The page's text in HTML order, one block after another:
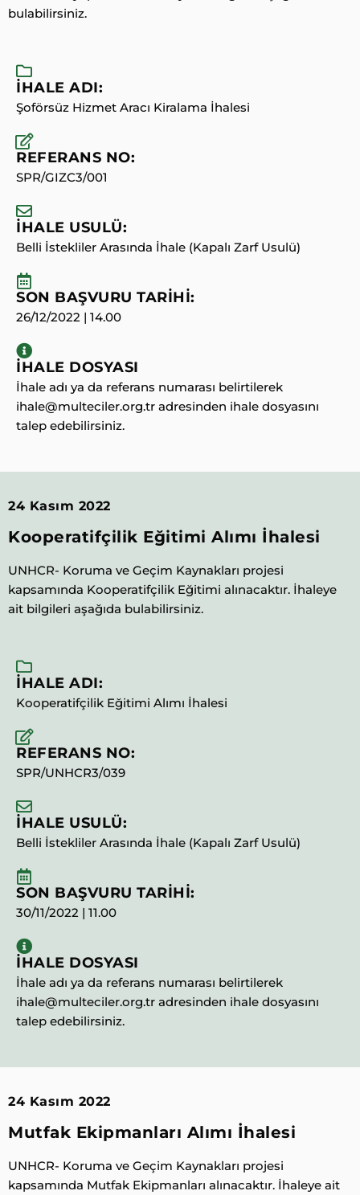
bulabilirsiniz.
İHALE ADI:
Şoförsüz Hizmet Aracı Kiralama İhalesi
REFERANS NO:
SPR/GIZC3/001
İHALE USULÜ:
Belli İstekliler Arasında İhale (Kapalı Zarf Usulü)
SON BAŞVURU TARİHİ:
26/12/2022 | 14.00
İHALE DOSYASI
İhale adı ya da referans numarası belirtilerek
ihale@multeciler.org.tr adresinden ihale dosyasını
talep edebilirsiniz.
24 Kasım 2022
Kooperatifçilik Eğitimi Alımı İhalesi
UNHCR- Koruma ve Geçim Kaynakları projesi
kapsamında Kooperatifçilik Eğitimi alınacaktır. İhaleye
ait bilgileri aşağıda bulabilirsiniz.
İHALE ADI:
Kooperatifçilik Eğitimi Alımı İhalesi
REFERANS NO:
SPR/UNHCR3/039
İHALE USULÜ:
Belli İstekliler Arasında İhale (Kapalı Zarf Usulü)
SON BAŞVURU TARİHİ:
30/11/2022 | 11.00
İHALE DOSYASI
İhale adı ya da referans numarası belirtilerek
ihale@multeciler.org.tr adresinden ihale dosyasını
talep edebilirsiniz.
24 Kasım 2022
Mutfak Ekipmanları Alımı İhalesi
UNHCR- Koruma ve Geçim Kaynakları projesi
kapsamında Mutfak Ekipmanları alınacaktır. İhaleye ait